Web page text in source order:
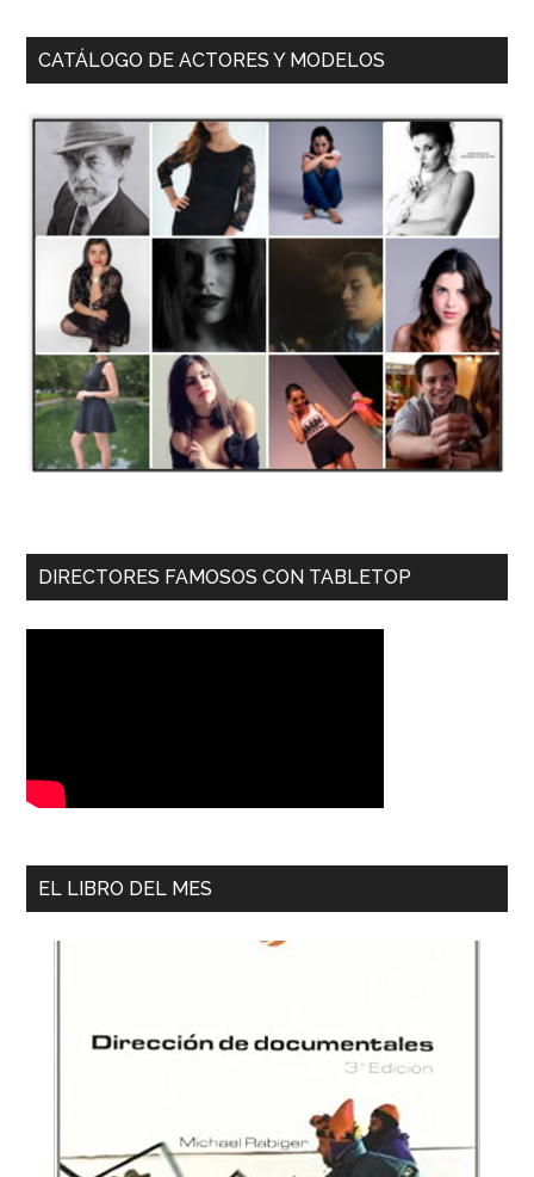
CATÁLOGO DE ACTORES Y MODELOS
DIRECTORES FAMOSOS CON TABLETOP
EL LIBRO DEL MES